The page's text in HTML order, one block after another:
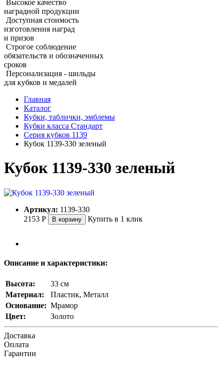
Высокое качество
наградной продукции
Доступная стоимость
изготовления наград
и призов
Строгое соблюдение
обязательств и обозначенных
сроков
Персонализация - шильды
для кубков и медалей
Главная
Каталог
Кубки, таблички, эмблемы
Кубки класса Стандарт
Серия кубков 1139
Кубок 1139-330 зеленый
Кубок 1139-330 зеленый
Артикул: 1139-330
2153 Р В корзину Купить в 1 клик
Описание и характеристики:
Высота:
33 см
Материал:
Пластик, Металл
Основание: Мрамор
Цвет:
Золото
Доставка
Оплата
Гарантии